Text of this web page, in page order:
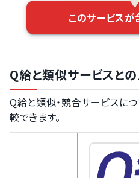
このサービスが
Q給と類似サービスと
Q給と類似・競合サービスに
較できます。